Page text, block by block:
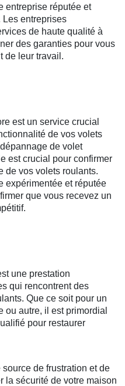
entreprise réputée et
entreprises
de haute qualité à
des garanties pour vous
de leur travail.
est un service crucial
de vos volets
de volet
est crucial pour confirmer
de vos volets roulants.
expérimentée et réputée
que vous recevez un
une prestation
qui rencontrent des
Que ce soit pour un
ou autre, il est primordial
pour restaurer
de frustration et de
la sécurité de votre maison